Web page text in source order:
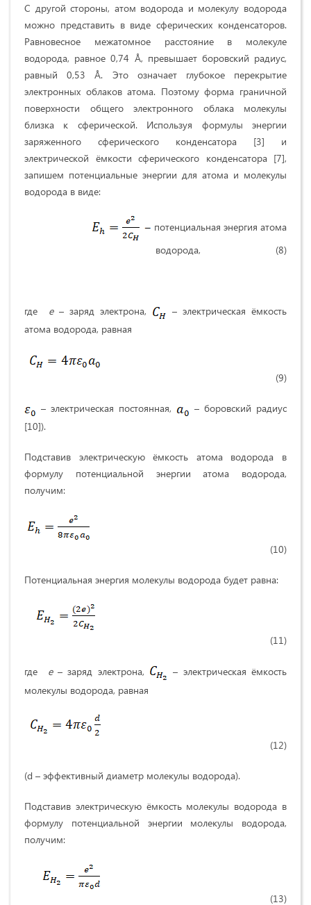
С другой стороны, атом водорода и молекулу водорода
можно представить в виде сферических конденсаторов.
Равновесное межатомное расстояние в молекуле
водорода, равное 0,74 Å, превышает боровский радиус,
равный 0,53 Å. Это означает глубокое перекрытие
электронных облаков атома. Поэтому форма граничной
поверхности общего электронного облака молекулы
близка к сферической. Используя формулы энергии
заряженного сферического конденсатора [3] и
электрической ёмкости сферического конденсатора [7],
запишем потенциальные энергии для атома и молекулы
водорода в виде:
потенциальная энергия атома
водорода, (8)
где e– заряд электрона,
– электрическая ёмкость
атома водорода, равная
(9)
– электрическая постоянная,
– боровский радиус
[10]).
Подставив электрическую ёмкость атома водорода в
формулу потенциальной энергии атома водорода,
получим:
(10)
Потенциальная энергия молекулы водорода будет равна:
(11)
где e– заряд электрона,
– электрическая ёмкость
молекулы водорода, равная
(12)
(d – эффективный диаметр молекулы водорода).
Подставив электрическую ёмкость молекулы водорода в
формулу потенциальной энергии молекулы водорода,
получим:
(13)